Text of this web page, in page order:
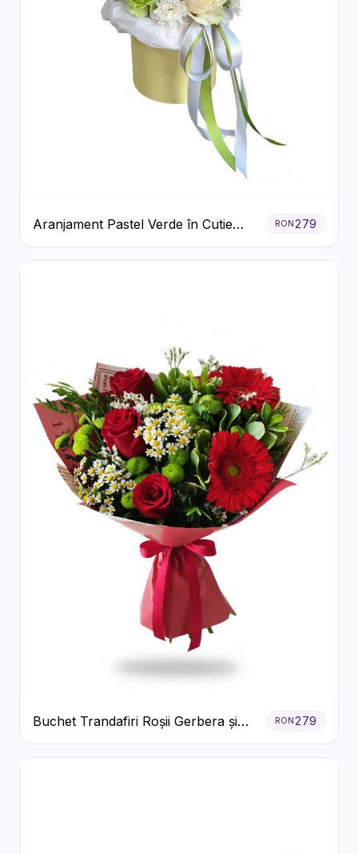
Aranjament Pastel Verde în Cutie
Galben Pal
RON279
Buchet Trandafiri Roșii Gerbera și
Verdeață
RON 279